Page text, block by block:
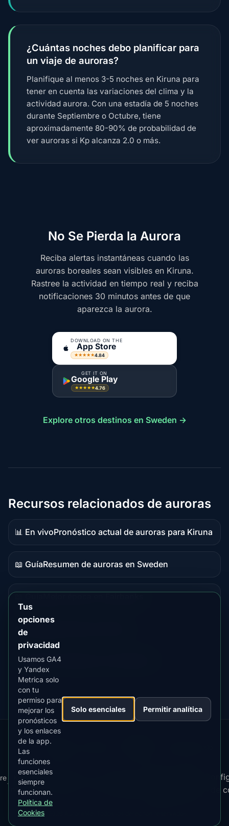
¿Cuántas noches debo planificar para
un viaje de auroras?
Planifique al menos 3-5 noches en Kiruna para
tener en cuenta las variaciones del clima y la
actividad aurora. Con una estadía de 5 noches
durante Septiembre o Octubre, tiene
aproximadamente 80-90% de probabilidad de
ver auroras si Kp alcanza 2.0 o más.
No Se Pierda la Aurora
Reciba alertas instantáneas cuando las
auroras boreales sean visibles en Kiruna.
Rastree la actividad en tiempo real y reciba
notificaciones 30 minutos antes de que
aparezca la aurora.
DOWNLOAD ON THE
App Store
★★★★★4.84
GET IT ON
Google Play
★★★★★4.76
Explore otros destinos en Sweden →
Recursos relacionados de auroras
📊 En vivo
Datos
en
vivo
Pronóstico actual de auroras para Kiruna
📖 Guía
Contenido
guía
Resumen de auroras en Sweden
Contenido
guía
📖 Guía
Contenido
de
guía
⭐ Premium
Destino
premium
Comparar con Fairbanks
Our
Apps:
Snow
·
Kp
Index
·
Time
de
© 2026 AuroraMe. Todos los derechos reservados.
Tus
opciones
de
privacidad
Usamos GA4
y Yandex
Metrica solo
con tu
permiso para
mejorar los
pronósticos
y los enlaces
de la app.
Las
funciones
esenciales
siempre
funcionan.
Política de
Cookies
Solo esenciales Permitir analítica